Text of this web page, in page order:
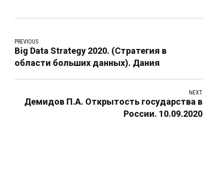
PREVIOUS
Big Data Strategy 2020. (Стратегия в
области больших данных). Дания
NEXT
Демидов П.А. Открытость государства в
России. 10.09.2020